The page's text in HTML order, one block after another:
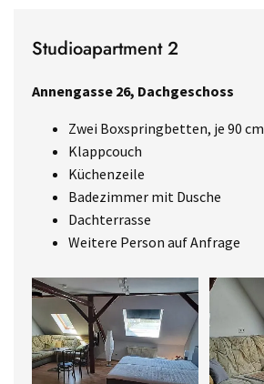
Studioapartment 2
Annengasse 26, Dachgeschoss
Zwei Boxspringbetten, je 90 cm
Klappcouch
Küchenzeile
Badezimmer mit Dusche
Dachterrasse
Weitere Person auf Anfrage